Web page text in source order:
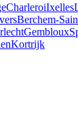
CharleroiIxelles
Berchem-
Gembloux
Kortrijk